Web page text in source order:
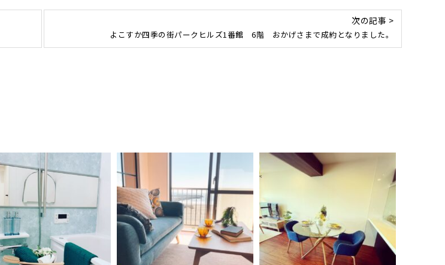
次の記事 >
よこすか四季の街パークヒルズ1番館 6階 おかげさまで成約となりました。